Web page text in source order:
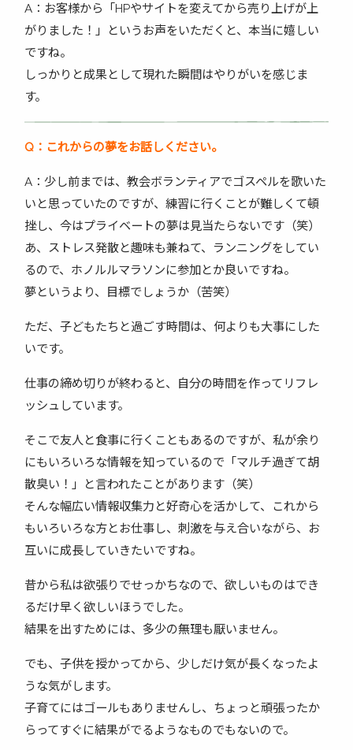
A：お客様から「HPやサイトを変えてから売り上げが上
がりました！」というお声をいただくと、本当に嬉しい
ですね。
しっかりと成果として現れた瞬間はやりがいを感じま
す。
Q ：これからの夢をお話しください。
A：少し前までは、教会ボランティアでゴスペルを歌いた
いと思っていたのですが、練習に行くことが難しくて頓
挫し、今はプライベートの夢は見当たらないです（笑）
あ、ストレス発散と趣味も兼ねて、ランニングをしてい
るので、ホノルルマラソンに参加とか良いですね。
夢というより、目標でしょうか（苦笑）
ただ、子どもたちと過ごす時間は、何よりも大事にした
いです。
仕事の締め切りが終わると、自分の時間を作ってリフレ
ッシュしています。
そこで友人と食事に行くこともあるのですが、私が余り
にもいろいろな情報を知っているので「マルチ過ぎて胡
散臭い！」と言われたことがあります（笑）
そんな幅広い情報収集力と好奇心を活かして、これから
もいろいろな方とお仕事し、刺激を与え合いながら、お
互いに成長していきたいですね。
昔から私は欲張りでせっかちなので、欲しいものはでき
るだけ早く欲しいほうでした。
結果を出すためには、多少の無理も厭いません。
でも、子供を授かってから、少しだけ気が長くなったよ
うな気がします。
子育てにはゴールもありませんし、ちょっと頑張ったか
らってすぐに結果がでるようなものでもないので。